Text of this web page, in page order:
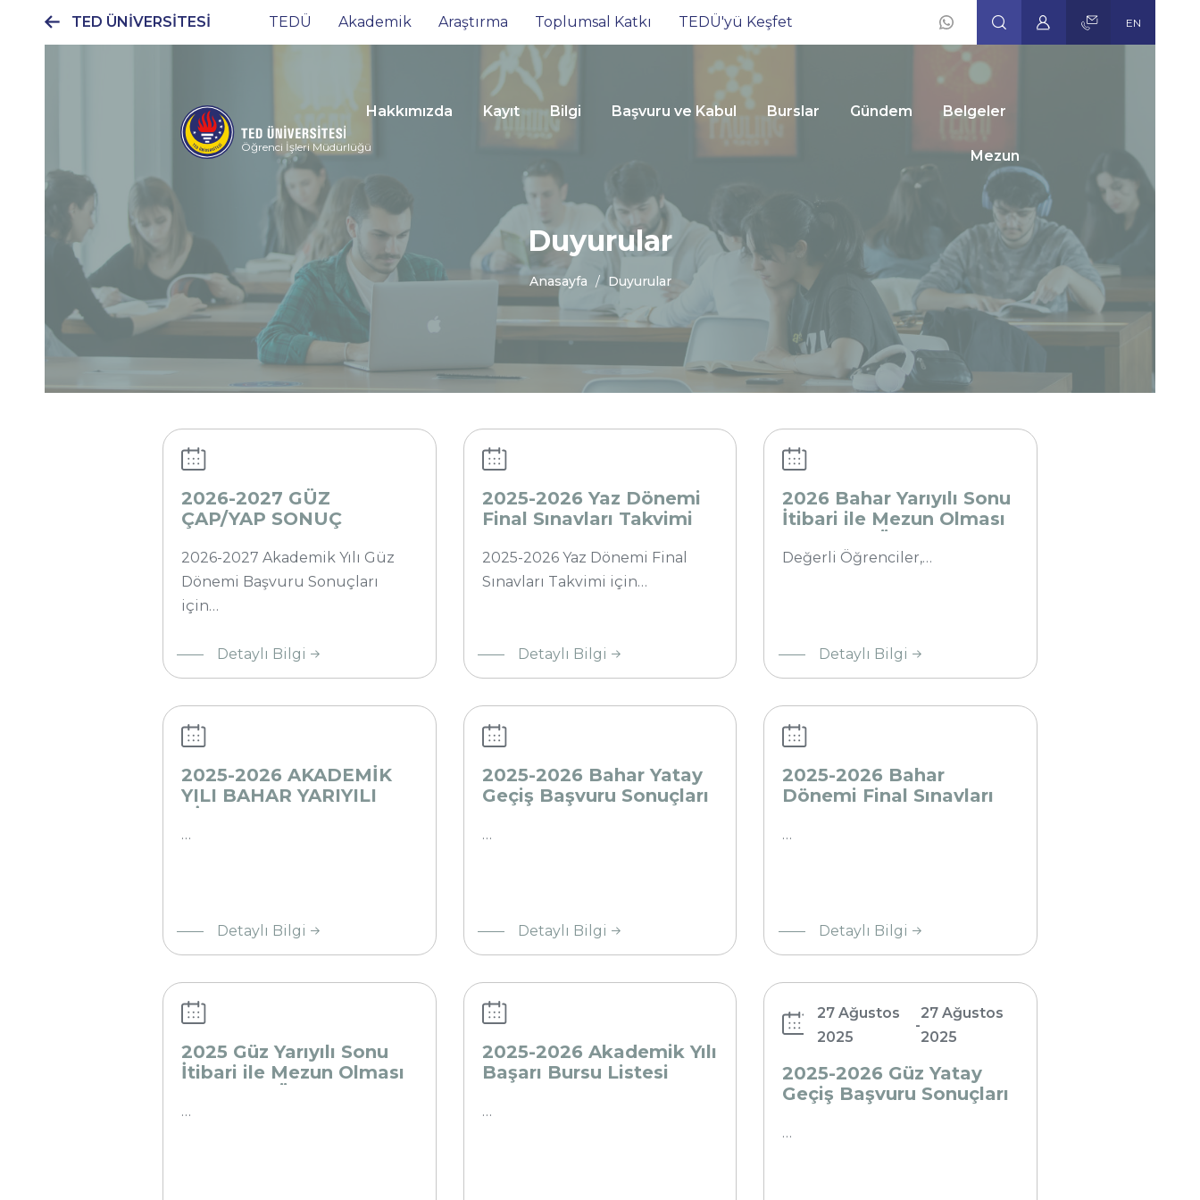
TED ÜNİVERSİTESİ
Ana
menüsü
TEDÜ Akademik Araştırma Toplumsal Katkı TEDÜ'yü Keşfet
Social
Icons
EN
Öğrenci İşleri Müdürlüğü
Hakkımızda Kayıt Bilgi Başvuru ve Kabul Burslar Gündem Belgeler
Mezun
Duyurular
Anasayfa Duyurular
GÜZ
ÇAP/YAP
2026-2027 GÜZ
ÇAP/YAP SONUÇ
2026-2027 Akademik Yılı Güz
Dönemi Başvuru Sonuçları
için…
Detaylı Bilgi
2026
Dönemi
Final
Takvimi
2025-2026 Yaz Dönemi
Final Sınavları Takvimi
2025-2026 Yaz Dönemi Final
Sınavları Takvimi için…
Detaylı Bilgi
Bahar
Yarıyılı
Sonu
Olması
Beklenen
Öğrenciler
2026 Bahar Yarıyılı Sonu
İtibari ile Mezun Olması
Hakkında
Değerli Öğrenciler,…
Detaylı Bilgi
AKADEMİK
ANADAL -
YAN DAL
SONUÇLARI
2025-2026 AKADEMİK
YILI BAHAR YARIYILI
SONUÇLARI
…
Detaylı Bilgi
2026
Bahar
Yatay
Geçiş
Sonuçları
2025-2026 Bahar Yatay
Geçiş Başvuru Sonuçları
…
Detaylı Bilgi
2026
Bahar
Dönemi
Final
Takvimi
2025-2026 Bahar
Dönemi Final Sınavları
…
Detaylı Bilgi
Sonu
İtibari ile
Mezun
Olması
Öğrenciler
Hakkında
2025 Güz Yarıyılı Sonu
İtibari ile Mezun Olması
Hakkında
…
Bursu
Listesi
2025-2026 Akademik Yılı
Başarı Bursu Listesi
…
Başvuru
Sonuçları
27 Ağustos
2025
-
27 Ağustos
2025
2025-2026 Güz Yatay
Geçiş Başvuru Sonuçları
…